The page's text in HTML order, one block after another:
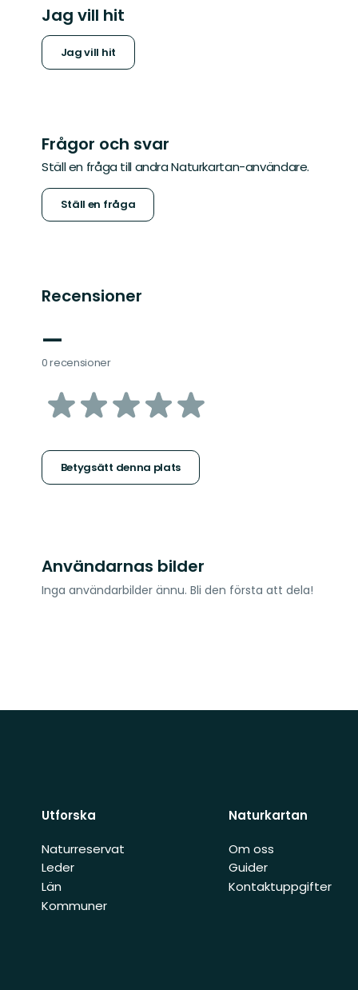
Jag vill hit
Jag vill hit
Frågor och svar
Ställ en fråga till andra Naturkartan-användare.
Ställ en fråga
Recensioner
—
0 recensioner
av
stjärnor
Betygsätt denna plats
Användarnas bilder
Inga användarbilder ännu. Bli den första att dela!
Utforska
Naturreservat
Leder
Län
Kommuner
Naturkartan
Om oss
Guider
Kontaktuppgifter